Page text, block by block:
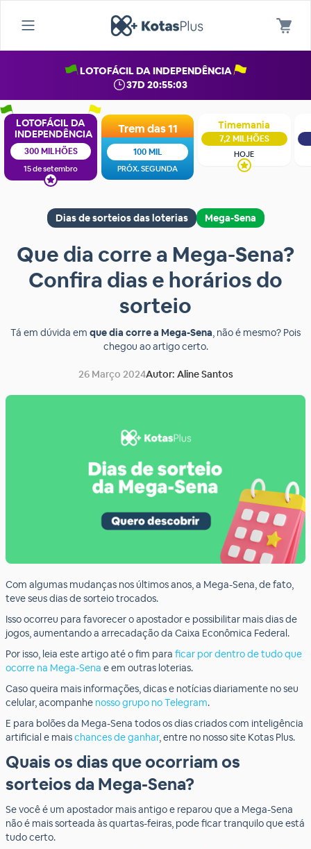
LOTOFÁCIL DA INDEPENDÊNCIA
37D 20:55:03
LOTOFÁCIL DA
INDEPENDÊNCIA
300 MILHÕES
15 de setembro
Trem das 11
100 MIL
PRÓX. SEGUNDA
Timemania
7,2 MILHÕES
HOJE
Dias de sorteios das loterias Mega-Sena
Que dia corre a Mega-Sena?
Confira dias e horários do
sorteio
Tá em dúvida em que dia corre a Mega-Sena, não é mesmo? Pois
chegou ao artigo certo.
26 Março 2024Autor: Aline Santos
Com algumas mudanças nos últimos anos, a Mega-Sena, de fato,
teve seus dias de sorteio trocados.
Isso ocorreu para favorecer o apostador e possibilitar mais dias de
jogos, aumentando a arrecadação da Caixa Econômica Federal.
Por isso, leia este artigo até o fim para ficar por dentro de tudo que
ocorre na Mega-Sena e em outras loterias.
Caso queira mais informações, dicas e notícias diariamente no seu
celular, acompanhe nosso grupo no Telegram.
E para bolões da Mega-Sena todos os dias criados com inteligência
artificial e maischances de ganhar, entre no nosso site Kotas Plus.
Quais os dias que ocorriam os
sorteios da Mega-Sena?
Se você é um apostador mais antigo e reparou que a Mega-Sena
não é mais sorteada às quartas-feiras, pode ficar tranquilo que está
tudo certo.